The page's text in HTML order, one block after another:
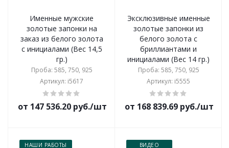
Именные мужские
золотые запонки на
заказ из белого золота
с инициалами (Вес 14,5
гр.)
Проба: 585, 750, 925
Артикул: i5617
от 147 536.20 руб./шт
Эксклюзивные именные
золотые запонки из
белого золота с
бриллиантами и
инициалами (Вес 14 гр.)
Проба: 585, 750, 925
Артикул: i5555
от 168 839.69 руб./шт
НАШИ РАБОТЫ
ВИДЕО